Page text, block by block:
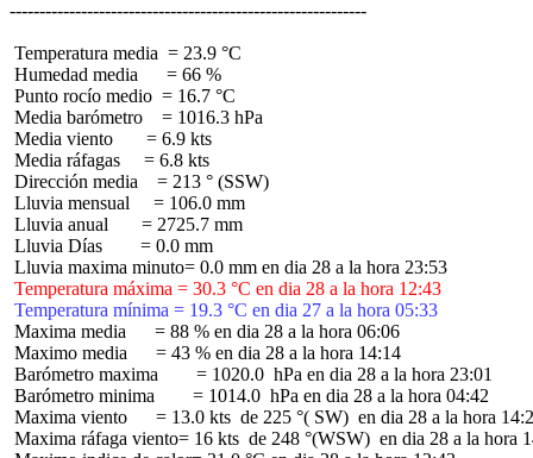
Temperatura media  = 23.9 °C
Humedad media      = 66 %
Punto rocío medio  = 16.7 °C
Media barómetro    = 1016.3 hPa
Media viento       = 6.9 kts
Media ráfagas     = 6.8 kts
Dirección media    = 213 ° (SSW)
Lluvia mensual     = 106.0 mm
Lluvia anual       = 2725.7 mm
Lluvia Días        = 0.0 mm
Temperatura máxima = 30.3 °C en dia 28 a la hora 12:43
Temperatura mínima = 19.3 °C en dia 27 a la hora 05:33
Maxima media      = 88 % en dia 28 a la hora 06:06
Maximo media      = 43 % en dia 28 a la hora 14:14
Barómetro maxima        = 1020.0  hPa en dia 28 a la hora 23:01
Barómetro minima        = 1014.0  hPa en dia 28 a la hora 04:42
Maxima viento      = 13.0 kts  de 225 °( SW)  en dia 28 a la hora
Maxima ráfaga viento= 16 kts  de 248 °(WSW)  en dia 28 a la hora